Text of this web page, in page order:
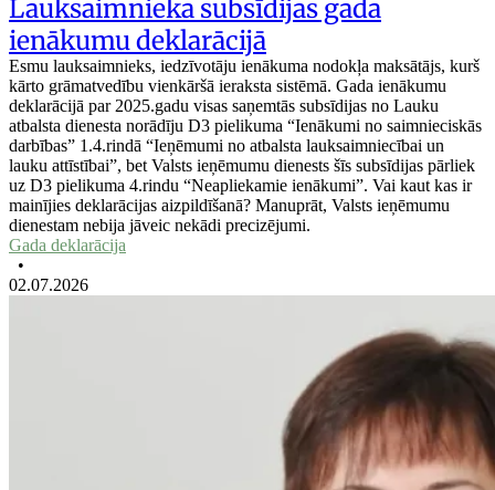
Lauksaimnieka subsīdijas gada
ienākumu deklarācijā
Esmu lauksaimnieks, iedzīvotāju ienākuma nodokļa maksātājs, kurš
kārto grāmatvedību vienkāršā ieraksta sistēmā. Gada ienākumu
deklarācijā par 2025.gadu visas saņemtās subsīdijas no Lauku
atbalsta dienesta norādīju D3 pielikuma “Ienākumi no saimnieciskās
darbības” 1.4.rindā “Ieņēmumi no atbalsta lauksaimniecībai un
lauku attīstībai”, bet Valsts ieņēmumu dienests šīs subsīdijas pārliek
uz D3 pielikuma 4.rindu “Neapliekamie ienākumi”. Vai kaut kas ir
mainījies deklarācijas aizpildīšanā? Manuprāt, Valsts ieņēmumu
dienestam nebija jāveic nekādi precizējumi.
Gada deklarācija
•
02.07.2026